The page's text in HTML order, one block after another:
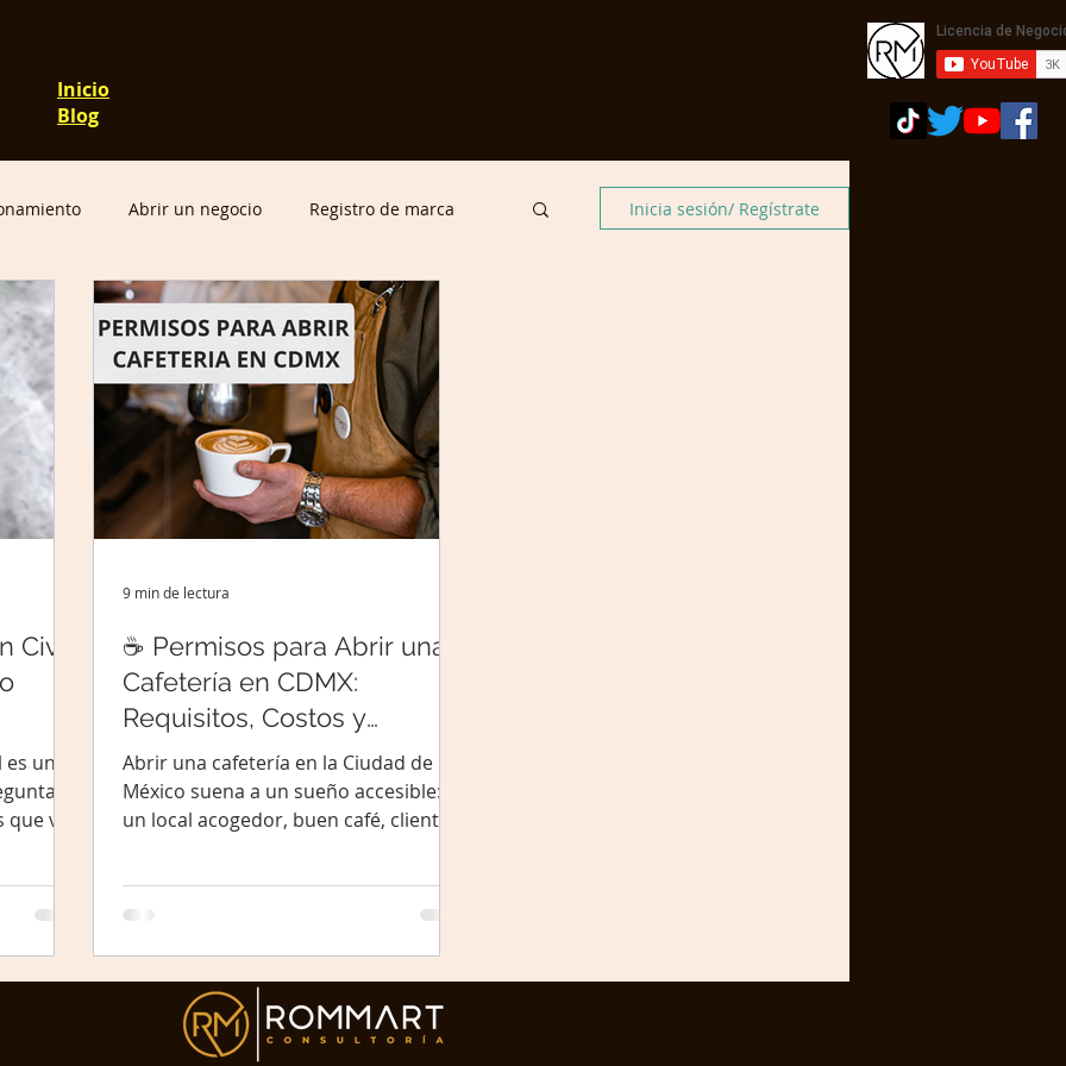
Inicio
Blog
Abrir un negocio Registro de marca
éxito Protección Civil Consulta SEDUVI
SIAPEM siapem
Inicia sesión/ Regístrate
Civil
uno
van
local
de
☕ Permisos para Abrir una
Cafetería en CDMX:
Requisitos, Costos y
Tiempos Reales
Abrir una cafetería en la Ciudad de
México suena a un sueño accesible:
un local acogedor, buen café, clientela
colonias como Roma, Condesa,
del café lleva años creciendo. Pero
entre firmar el contrato del local y
abrir la puerta con cortina arriba hay
un paso que muchos emprendedores
9 min de lectura